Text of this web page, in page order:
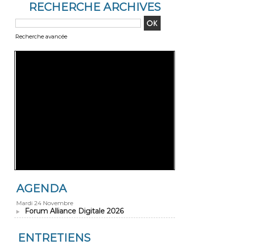
RECHERCHE ARCHIVES
Recherche avancée
AGENDA
Mardi 24 Novembre
Forum Alliance Digitale 2026
ENTRETIENS